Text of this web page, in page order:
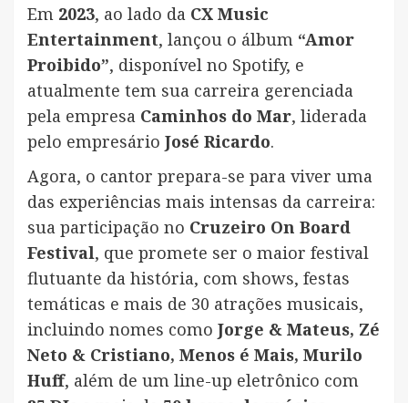
Em 2023, ao lado da CX Music
Entertainment, lançou o álbum “Amor
Proibido”, disponível no Spotify, e
atualmente tem sua carreira gerenciada
pela empresa Caminhos do Mar, liderada
pelo empresário José Ricardo.
Agora, o cantor prepara-se para viver uma
das experiências mais intensas da carreira:
sua participação no Cruzeiro On Board
Festival, que promete ser o maior festival
flutuante da história, com shows, festas
temáticas e mais de 30 atrações musicais,
incluindo nomes como Jorge & Mateus, Zé
Neto & Cristiano, Menos é Mais, Murilo
Huff, além de um line-up eletrônico com